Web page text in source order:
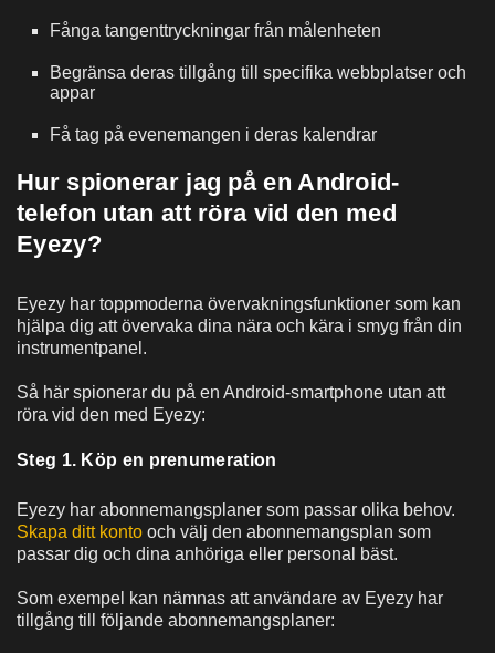
Fånga tangenttryckningar från målenheten
Begränsa deras tillgång till specifika webbplatser och
appar
Få tag på evenemangen i deras kalendrar
Hur spionerar jag på en Android-
telefon utan att röra vid den med
Eyezy?
Eyezy har toppmoderna övervakningsfunktioner som kan
hjälpa dig att övervaka dina nära och kära i smyg från din
instrumentpanel.
Så här spionerar du på en Android-smartphone utan att
röra vid den med Eyezy:
Steg 1. Köp en prenumeration
Eyezy har abonnemangsplaner som passar olika behov.
Skapa ditt konto och välj den abonnemangsplan som
passar dig och dina anhöriga eller personal bäst.
Som exempel kan nämnas att användare av Eyezy har
tillgång till följande abonnemangsplaner: